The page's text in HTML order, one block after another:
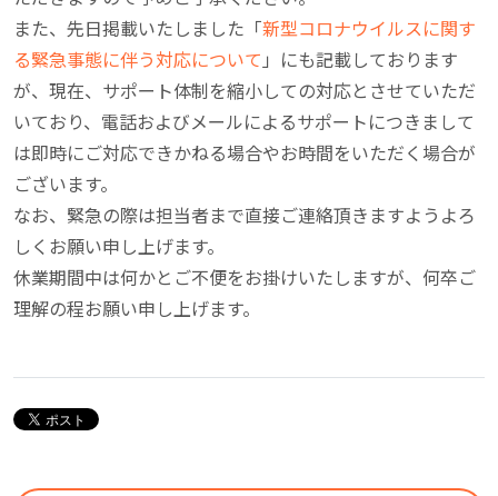
また、先日掲載いたしました「新型コロナウイルスに関す
る緊急事態に伴う対応について 」にも記載しております
が、現在、サポート体制を縮小しての対応とさせていただ
いており、電話およびメールによるサポートにつきまして
は即時にご対応できかねる場合やお時間をいただく場合が
ございます。
なお、緊急の際は担当者まで直接ご連絡頂きますようよろ
しくお願い申し上げます。
休業期間中は何かとご不便をお掛けいたしますが、何卒ご
理解の程お願い申し上げます。